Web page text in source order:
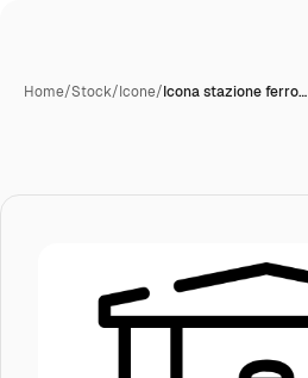
Home/Stock/Icone/Icona stazione ferro…